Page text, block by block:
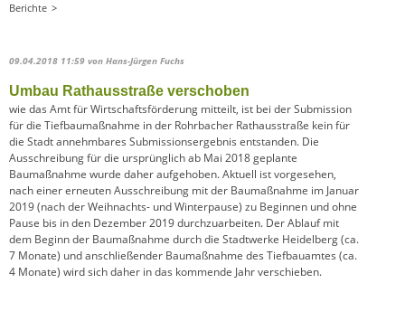
Berichte
09.04.2018 11:59 von Hans-Jürgen Fuchs
Umbau Rathausstraße verschoben
wie das Amt für Wirtschaftsförderung mitteilt, ist bei der Submission
für die Tiefbaumaßnahme in der Rohrbacher Rathausstraße kein für
die Stadt annehmbares Submissionsergebnis entstanden. Die
Ausschreibung für die ursprünglich ab Mai 2018 geplante
Baumaßnahme wurde daher aufgehoben. Aktuell ist vorgesehen,
nach einer erneuten Ausschreibung mit der Baumaßnahme im Januar
2019 (nach der Weihnachts- und Winterpause) zu Beginnen und ohne
Pause bis in den Dezember 2019 durchzuarbeiten. Der Ablauf mit
dem Beginn der Baumaßnahme durch die Stadtwerke Heidelberg (ca.
7 Monate) und anschließender Baumaßnahme des Tiefbauamtes (ca.
4 Monate) wird sich daher in das kommende Jahr verschieben.